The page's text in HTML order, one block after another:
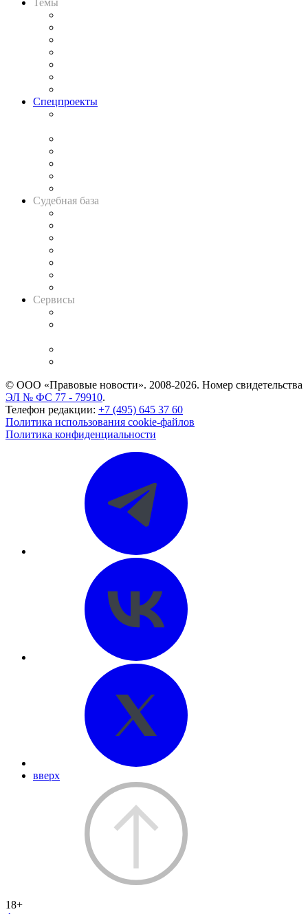
Спецпроекты
Судебная база
Сервисы
© ООО «Правовые новости». 2008-2026. Номер свидетельства
ЭЛ № ФС 77 - 79910.
Телефон редакции: +7 (495) 645 37 60
Политика использования cookie-файлов
Политика конфиденциальности
вверх
18+